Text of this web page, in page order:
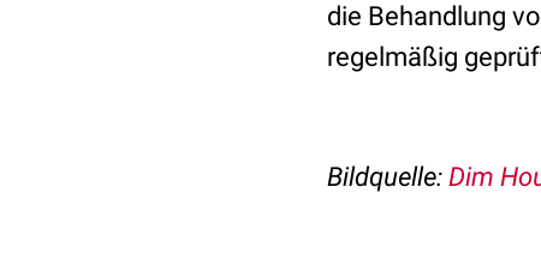
die Behandlung
regelmäßig
Bildquelle: Dim